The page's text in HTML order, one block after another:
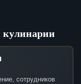
кулинарии
сотрудников